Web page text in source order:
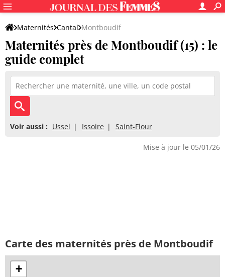
Maternités Cantal Montboudif
Maternités près de Montboudif (15) : le
guide complet
Voir aussi : Ussel Issoire Saint-Flour
Mise à jour le 05/01/26
Carte des maternités près de Montboudif
+